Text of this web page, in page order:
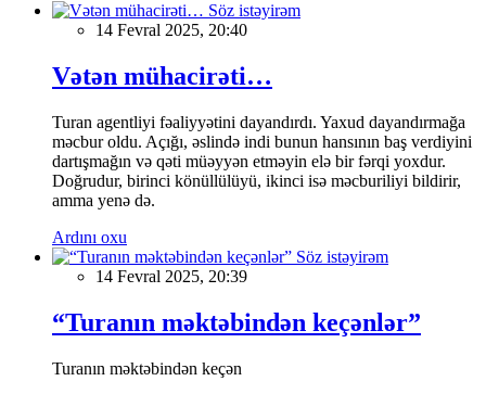
Söz istəyirəm
14 Fevral 2025, 20:40
Vətən mühacirəti…
Turan agentliyi fəaliyyətini dayandırdı. Yaxud dayandırmağa
məcbur oldu. Açığı, əslində indi bunun hansının baş verdiyini
dartışmağın və qəti müəyyən etməyin elə bir fərqi yoxdur.
Doğrudur, birinci könüllülüyü, ikinci isə məcburiliyi bildirir,
amma yenə də.
Ardını oxu
Söz istəyirəm
14 Fevral 2025, 20:39
“Turanın məktəbindən keçənlər”
Turanın məktəbindən keçən